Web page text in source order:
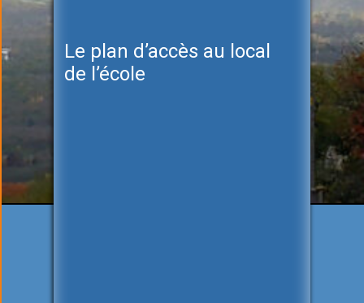
Le plan d’accès au local
de l’école